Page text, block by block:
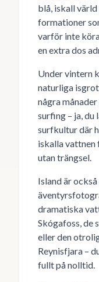
blå, iskall
formationer
varför inte
en extra dos
Under vintern
naturliga
några
surfing – ja, du
surfkultur där
iskalla
utan trängsel.
Island är
dramatiska
Skógafoss, de
eller den
Reynisfjara –
fullt på nolltid.